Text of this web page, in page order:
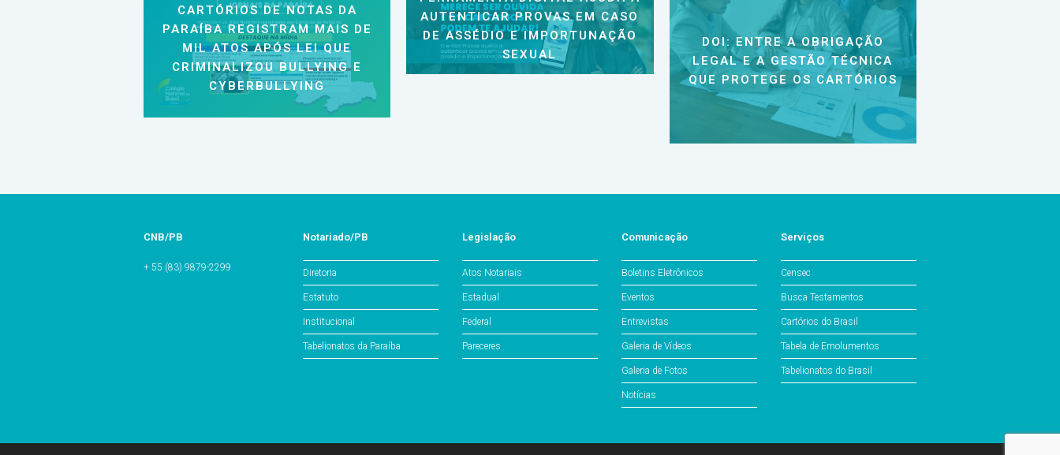
CARTÓRIOS DE NOTAS DA
PARAÍBA REGISTRAM MAIS DE
MIL ATOS APÓS LEI QUE
CRIMINALIZOU BULLYING E
CYBERBULLYING
AUTENTICAR PROVAS EM CASO
DE ASSÉDIO E IMPORTUNAÇÃO
SEXUAL
DOI: ENTRE A OBRIGAÇÃO
LEGAL E A GESTÃO TÉCNICA
QUE PROTEGE OS CARTÓRIOS
CNB/PB
+ 55 (83) 9879-2299
Notariado/PB
Diretoria
Estatuto
Institucional
Tabelionatos da Paraíba
Legislação
Atos Notariais
Estadual
Federal
Pareceres
Comunicação
Boletins Eletrônicos
Eventos
Entrevistas
Galeria de Vídeos
Galeria de Fotos
Notícias
Serviços
Censec
Busca Testamentos
Cartórios do Brasil
Tabela de Emolumentos
Tabelionatos do Brasil